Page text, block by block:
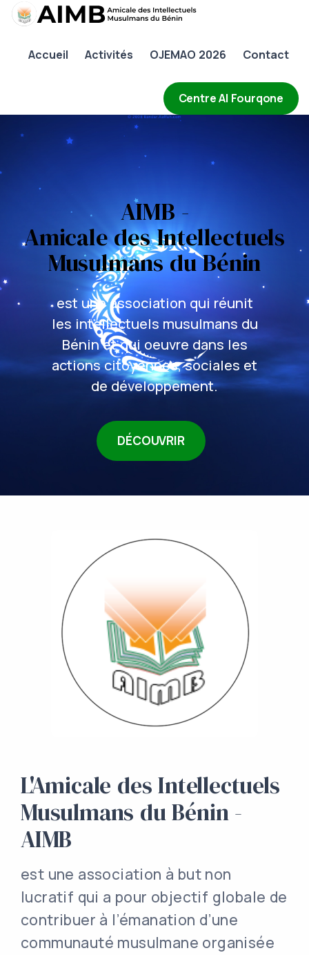
Accueil Activités OJEMAO 2026 Contact
Centre Al Fourqone
AIMB
Activités
OJEMAO 2026
AIMB -
Amicale des Intellectuels
Musulmans du Bénin
est une association qui réunit
les intellectuels musulmans du
Bénin et qui oeuvre dans les
actions citoyennes, sociales et
de développement.
DÉCOUVRIR
L'Amicale des Intellectuels
Musulmans du Bénin -
AIMB
est une association à but non
lucratif qui a pour objectif globale de
contribuer à l’émanation d’une
communauté musulmane organisée